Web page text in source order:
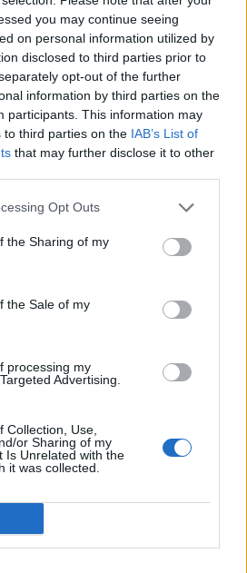
you may continue seeing
on personal information utilized by
disclosed to third parties prior to
opt-out of the further
information by third parties on the
participants. This information may
to third parties on the IAB’s List of
that may further disclose it to other
Opt Outs
the Sharing of my
the Sale of my
processing my
Advertising.
Collection, Use,
or Sharing of my
Is Unrelated with the
it was collected.
taxi fait une
aux passagers qui
véhicule
On Vit À
Maison Voiture
8 mai 2026 0